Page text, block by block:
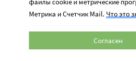
ВСЕ НОВОСТИ
Метрика и Счетчик Mail. Что это
Согласен